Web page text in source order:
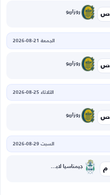
روزاريو
الجمعة 21-08-2026
روزاريو
الثلاثاء 25-08-2026
روزاريو
السبت 29-08-2026
جيمناسيا لابلاتا